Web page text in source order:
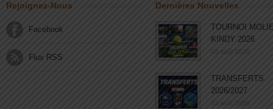
Rejoignez-Nous
Facebook
Flux RSS
Dernières Nouvelles
TOURNOI
KINDY 2026
03 août 2026
TRANSFERTS
2026/2027
03 août 2026